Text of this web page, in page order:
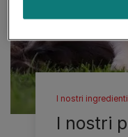
I nostri ingredienti
I nostri